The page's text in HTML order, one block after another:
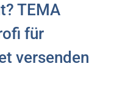
TEMA
für
versenden